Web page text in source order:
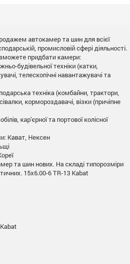
автокамер та шин для всієї
промисловій сфері діяльності.
придбати камери:
будівельної техніки (катки,
телескопічні навантажувачі та
техніка (комбайни, трактори,
кормороздавачі, візки (причіпне
кар'єрної та портової колісної
Кават, Нексен
та шин нових. На складі типорозміри
15x6.00-6 TR-13 Kabat